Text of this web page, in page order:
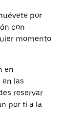
por
con
momento
en
las
reservar
por ti a la